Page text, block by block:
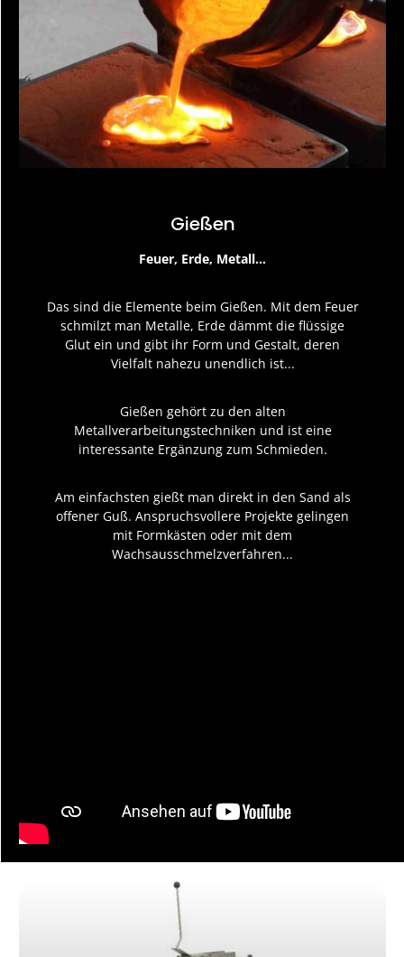
Gießen
Feuer, Erde, Metall...
Das sind die Elemente beim Gießen. Mit dem Feuer
schmilzt man Metalle, Erde dämmt die flüssige
Glut ein und gibt ihr Form und Gestalt, deren
Vielfalt nahezu unendlich ist...
Gießen gehört zu den alten
Metallverarbeitungstechniken und ist eine
interessante Ergänzung zum Schmieden.
Am einfachsten gießt man direkt in den Sand als
offener Guß. Anspruchsvollere Projekte gelingen
mit Formkästen oder mit dem
Wachsausschmelzverfahren...
Kategoriegalerie überspringen